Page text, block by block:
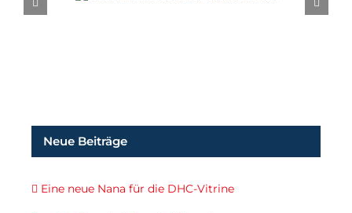
Neue Beiträge
Eine neue Nana für die DHC-Vitrine